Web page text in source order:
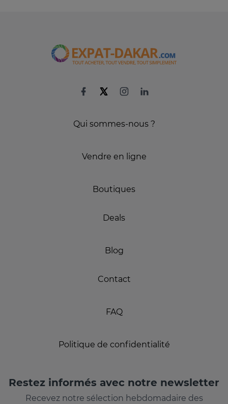
Qui sommes-nous ?
Vendre en ligne
Boutiques
Deals
Blog
Contact
FAQ
Politique de confidentialité
Restez informés avec notre newsletter
Recevez notre sélection hebdomadaire des